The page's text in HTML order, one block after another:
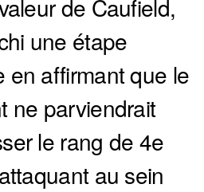
de Caufield,
une étape
en affirmant que le
ne parviendrait
le rang de 4e
au sein